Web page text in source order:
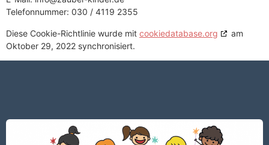
Telefonnummer: 030 / 4119 2355
Diese Cookie-Richtlinie wurde mit cookiedatabase.org
am
Oktober 29, 2022 synchronisiert.